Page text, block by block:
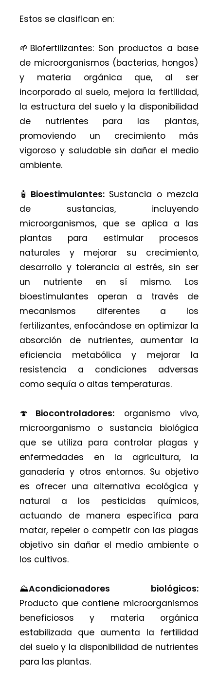
Estos se clasifican en:
🌱Biofertilizantes: Son productos a base
de microorganismos (bacterias, hongos)
y materia orgánica que, al ser
incorporado al suelo, mejora la fertilidad,
la estructura del suelo y la disponibilidad
de nutrientes para las plantas,
promoviendo un crecimiento más
vigoroso y saludable sin dañar el medio
ambiente.
🧴 Bioestimulantes:Sustancia o mezcla
de sustancias, incluyendo
microorganismos, que se aplica a las
plantas para estimular procesos
naturales y mejorar su crecimiento,
desarrollo y tolerancia al estrés, sin ser
un nutriente en sí mismo. Los
bioestimulantes operan a través de
mecanismos diferentes a los
fertilizantes, enfocándose en optimizar la
absorción de nutrientes, aumentar la
eficiencia metabólica y mejorar la
resistencia a condiciones adversas
como sequía o altas temperaturas.
🍄 Biocontroladores: organismo vivo,
microorganismo o sustancia biológica
que se utiliza para controlar plagas y
enfermedades en la agricultura, la
ganadería y otros entornos. Su objetivo
es ofrecer una alternativa ecológica y
natural a los pesticidas químicos,
actuando de manera específica para
matar, repeler o competir con las plagas
objetivo sin dañar el medio ambiente o
los cultivos.
⛰️Acondicionadores biológicos:
Producto que contiene microorganismos
beneficiosos y materia orgánica
estabilizada que aumenta la fertilidad
del suelo y la disponibilidad de nutrientes
para las plantas.